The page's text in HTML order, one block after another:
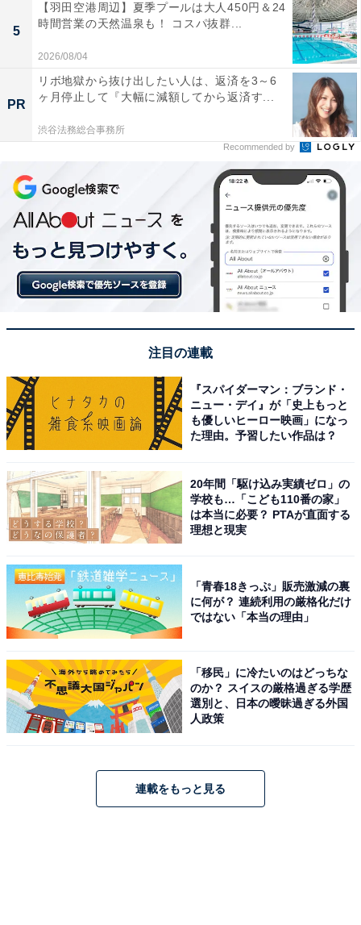
んの上に目玉焼きがのっているもの。好みで黄身だけは
半熟にしたり、完全に焼いたりして食べます。それにバ
ターやマーガリンを添えるのが国民的な食べ方なんで
す」とのこと。
さらに、「韓国式『卵かけごはん』は、朝鮮戦争が終わ
って、韓国駐屯していたアメリカ部隊から流れてきたバ
ターを、当時食糧が十分に足りていなかった韓国人たち
がごはんに添えて食べたことに始まったのだそうです」
と言います。韓国式「卵かけごはん」は、ごはんの上に
好みの焼き加減で焼いた目玉焼き、ごま油、しょうゆが
のっていて、家庭によってバター派、マーガリン派が分
かれます。ちなみに、ミンさんの家庭はマーガリン派で
した。
「生卵に関しては、韓国人は基本的に食べないけれど、
べることはあります。そう考えると、生の白身に抵抗が
あるのかも……。白身は焼いたりゆでたりしないと絶対
に食べられません！」
名作映画『ロッキー』のワンシーンも、まさ
ミンさんがニュージーランドに留学していた時のこと。
5
【羽田空港周辺】夏季プールは大人450円＆24
時間営業の天然温泉も！ コスパ抜群...
2026/08/04
PR
リボ地獄から抜け出したい人は、返済を3～6
ヶ月停止して『大幅に減額してから返済す...
渋谷法務総合事務所
Recommended by
注目の連載
『スパイダーマン：ブランド・
ニュー・デイ』が「史上もっと
も優しいヒーロー映画」になっ
た理由。予習したい作品は？
20年間「駆け込み実績ゼロ」の
学校も…「こども110番の家」
は本当に必要？ PTAが直面する
理想と現実
「青春18きっぷ」販売激減の裏
に何が？ 連続利用の厳格化だけ
ではない「本当の理由」
「移民」に冷たいのはどっちな
のか？ スイスの厳格過ぎる学歴
選別と、日本の曖昧過ぎる外国
人政策
連載をもっと見る